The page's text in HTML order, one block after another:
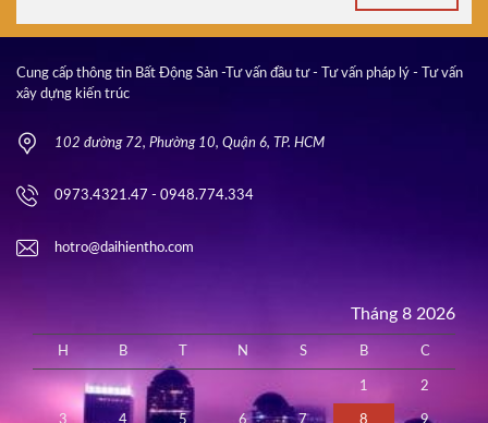
Cung cấp thông tin Bất Động Sản -Tư vấn đầu tư - Tư vấn pháp lý - Tư vấn
xây dựng kiến trúc
102 đường 72, Phường 10, Quận 6, TP. HCM
0973.4321.47 - 0948.774.334
hotro@daihientho.com
Tháng 8 2026
H B N S B C
1 2